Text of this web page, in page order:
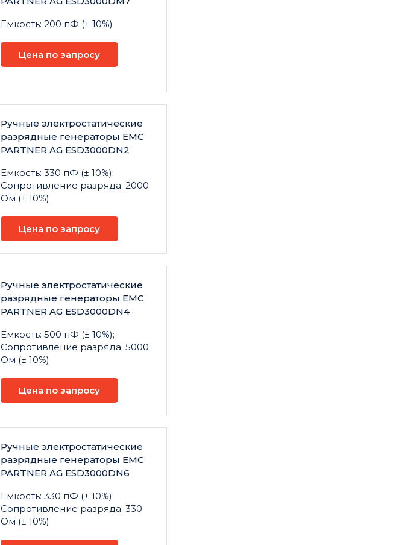
Емкость: 200 пФ (± 10%)
Цена по запросу
Ручные электростатические
разрядные генераторы EMC
PARTNER AG ESD3000DN2
Емкость: 330 пФ (± 10%);
Сопротивление разряда: 2000
Ом (± 10%)
Цена по запросу
Ручные электростатические
разрядные генераторы EMC
PARTNER AG ESD3000DN4
Емкость: 500 пФ (± 10%);
Сопротивление разряда: 5000
Ом (± 10%)
Цена по запросу
Ручные электростатические
разрядные генераторы EMC
PARTNER AG ESD3000DN6
Емкость: 330 пФ (± 10%);
Сопротивление разряда: 330
Ом (± 10%)